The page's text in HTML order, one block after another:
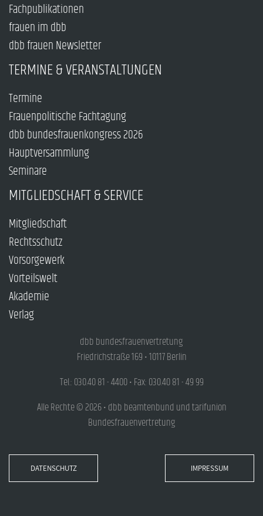
Fachpublikationen
frauen im dbb
dbb frauen Newsletter
TERMINE & VERANSTALTUNGEN
Termine
Frauenpolitische Fachtagung
dbb bundesfrauenkongress 2026
Hauptversammlung
Seminare
MITGLIEDSCHAFT & SERVICE
Mitgliedschaft
Rechtsschutz
Vorsorgewerk
Vorteilswelt
Akademie
Verlag
dbb bundesfrauenvertretung
Friedrichstraße 169 • 10117 Berlin
Tel.: 030.40 81 - 4400 • Fax: 030.40 81 - 49 99
Alle Rechte © 2026 • dbb beamtenbund und tarifunion
Bundesfrauenvertretung
DATENSCHUTZ IMPRESSUM